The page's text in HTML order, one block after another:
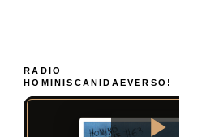
RADIO
HOMINISCANIDAEVERSO!